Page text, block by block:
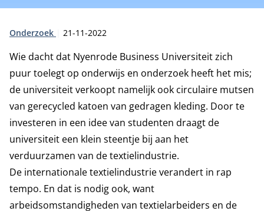
Type:
Onderzoek Publicatiedatum:
21-11-2022
Wie dacht dat Nyenrode Business Universiteit zich
puur toelegt op onderwijs en onderzoek heeft het mis;
de universiteit verkoopt namelijk ook circulaire mutsen
van gerecycled katoen van gedragen kleding. Door te
investeren in een idee van studenten draagt de
universiteit een klein steentje bij aan het
verduurzamen van de textielindustrie.
De internationale textielindustrie verandert in rap
tempo. En dat is nodig ook, want
arbeidsomstandigheden van textielarbeiders en de